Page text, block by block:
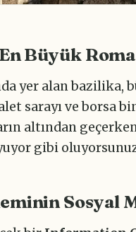
Büyük
yer alan bazilika,
sarayı ve borsa
altından
gibi
Sosyal